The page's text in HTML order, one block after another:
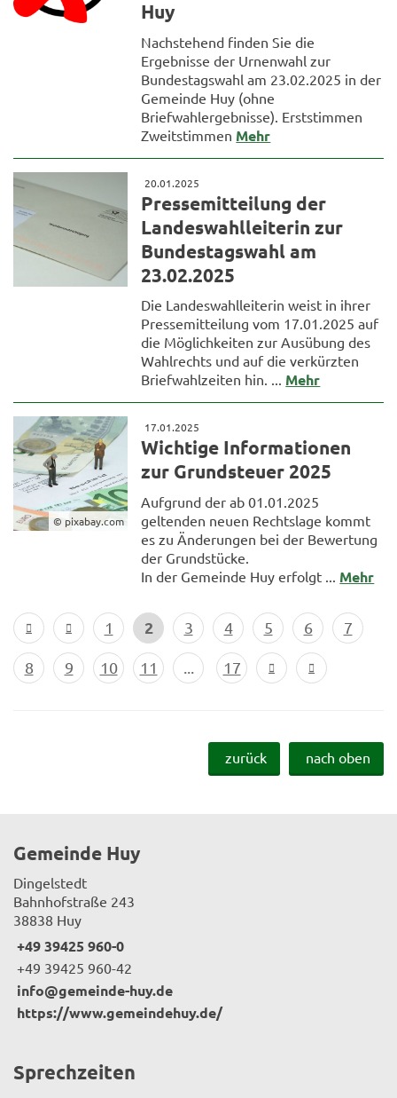
Huy
Nachstehend finden Sie die
Ergebnisse der Urnenwahl zur
Bundestagswahl am 23.02.2025 in der
Gemeinde Huy (ohne
Briefwahlergebnisse). Erststimmen
Zweitstimmen Mehr
20.01.2025
Pressemitteilung der
Landeswahlleiterin zur
Bundestagswahl am
23.02.2025
Die Landeswahlleiterin weist in ihrer
Pressemitteilung vom 17.01.2025 auf
die Möglichkeiten zur Ausübung des
Wahlrechts und auf die verkürzten
Briefwahlzeiten hin. ... Mehr
© pixabay.com
17.01.2025
Wichtige Informationen
zur Grundsteuer 2025
Aufgrund der ab 01.01.2025
geltenden neuen Rechtslage kommt
es zu Änderungen bei der Bewertung
der Grundstücke.
In der Gemeinde Huy erfolgt ... Mehr
1 2 3 4 5 6 7
8 9 10 11 17
zurück nach oben
Gemeinde Huy
Dingelstedt
Bahnhofstraße 243
38838 Huy
+49 39425 960-0
+49 39425 960-42
info@gemeinde-huy.de
https://www.gemeindehuy.de/
Sprechzeiten